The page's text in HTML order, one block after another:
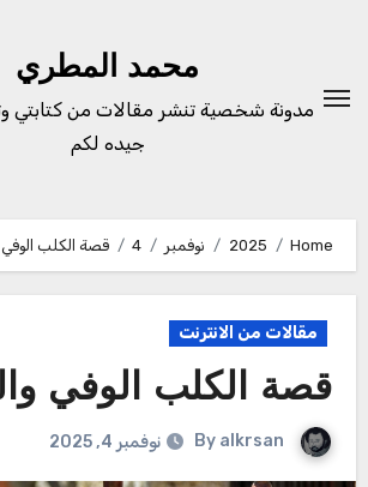
محمد المطري
مدونة شخصية تنشر مقالات من كتابتي
جيده لكم
Home
2025 نوفمبر 4 قصة الكلب
مقالات من الانترنت
قصة الكلب الوفي
By alkrsan نوفمبر 4, 2025